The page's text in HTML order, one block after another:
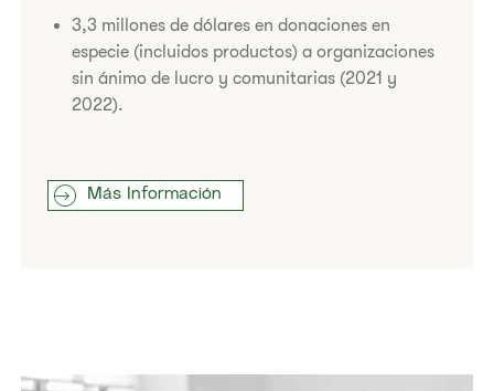
3,3 millones de dólares en donaciones en
especie (incluidos productos) a organizaciones
sin ánimo de lucro y comunitarias (2021 y
2022).
Más Información